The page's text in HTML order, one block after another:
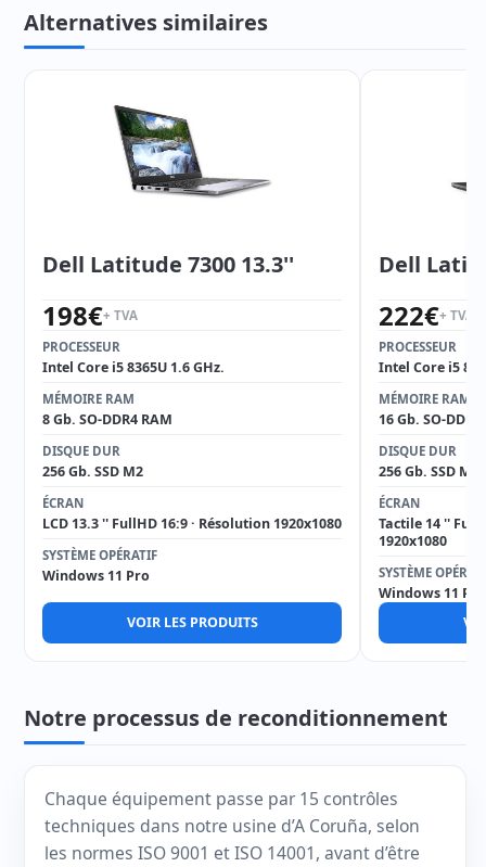
Alternatives similaires
Dell Latitude 7300 13.3''
198€+ TVA
PROCESSEUR
Intel Core i5 8365U 1.6 GHz.
MÉMOIRE RAM
8 Gb. SO-DDR4 RAM
DISQUE DUR
256 Gb. SSD M2
ÉCRAN
LCD 13.3 '' FullHD 16:9 · Résolution 1920x1080
SYSTÈME OPÉRATIF
Windows 11 Pro
VOIR LES PRODUITS
Dell
222€+ TVA
PROCESSEUR
Intel Core i5
MÉMOIRE RAM
16 Gb. SO-
DISQUE DUR
256 Gb. SSD M2
ÉCRAN
Tactile 14 ''
1920x1080
SYSTÈME
Windows 11 Pro
Notre processus de reconditionnement
Chaque équipement passe par 15 contrôles
techniques dans notre usine d’A Coruña, selon
les normes ISO 9001 et ISO 14001, avant d’être